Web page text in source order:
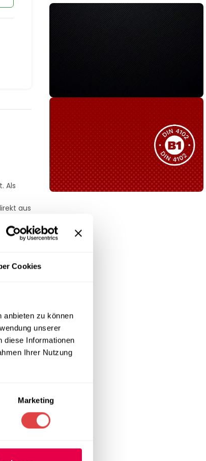
Cookies
anbieten zu können
unserer
diese Informationen
Ihrer Nutzung
Marketing
Als
aus
die
im
Sie haben nicht das passende
Produkt gefunden?
Wir helfen Ihnen gerne weiter!
produkten